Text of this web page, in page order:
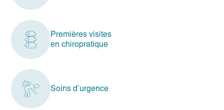
Premières visites
en chiropratique
Soins d’urgence